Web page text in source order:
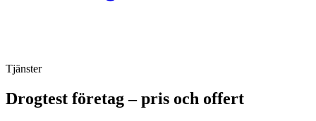
Tjänster
Drogtest företag – pris och offert